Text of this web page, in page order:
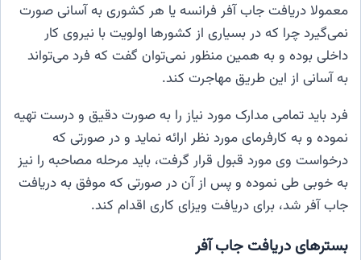
معمولا دریافت جاب آفر فرانسه یا هر کشوری به آسانی صورت
نمی‌گیرد چرا که در بسیاری از کشورها اولویت با نیروی کار
داخلی بوده و به همین منظور نمی‌توان گفت که فرد می‌تواند
به آسانی از این طریق مهاجرت کند.
فرد باید تمامی مدارک مورد نیاز را به صورت دقیق و درست تهیه
نموده و به کارفرمای مورد نظر ارائه نماید و در صورتی که
درخواست وی مورد قبول قرار گرفت، باید مرحله مصاحبه را نیز
به خوبی طی نموده و پس از آن در صورتی که موفق به دریافت
جاب آفر شد، برای دریافت ویزای کاری اقدام کند.
بسترهای دریافت جاب آفر